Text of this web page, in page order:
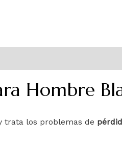
Hombre
trata los problemas de